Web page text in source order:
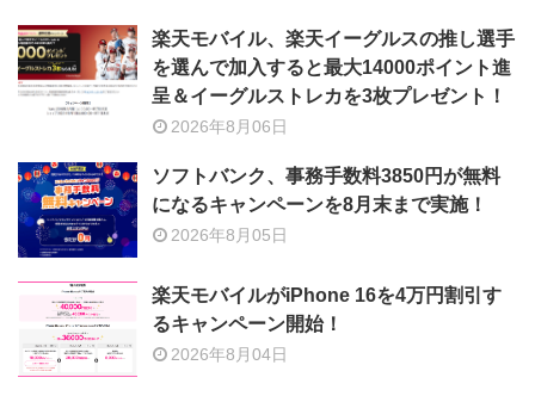
楽天モバイル、楽天イーグルスの推し選手
を選んで加入すると最大14000ポイント進
呈＆イーグルストレカを3枚プレゼント！
2026年8月06日
ソフトバンク、事務手数料3850円が無料
になるキャンペーンを8月末まで実施！
2026年8月05日
楽天モバイルがiPhone 16を4万円割引す
るキャンペーン開始！
2026年8月04日